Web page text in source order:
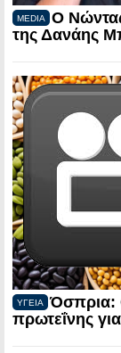
MEDIA
Ο
της Δανάης
ΥΓΕΙΑ
Όσπρια:
πρωτεΐνης